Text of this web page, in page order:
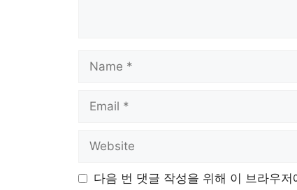
Name
Email
Website
다음 번 댓글 작성을 위해 이 브라우